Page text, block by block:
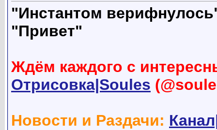
"Инстантом
"Привет"
Ждём каждого с
Отрисовка|Soules
Новости и Раздачи: